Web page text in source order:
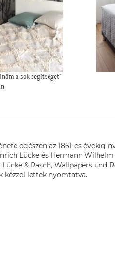
lett. Köszönjük""
egészen az 1861-es évekig
Lücke és Hermann
& Rasch, Wallpapers und
kézzel lettek nyomtatva.